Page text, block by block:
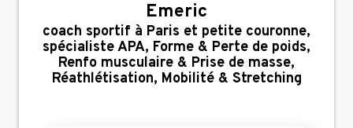
Emeric
,
coach sportif à Paris et petite couronne,
spécialiste APA, Forme & Perte de poids,
Renfo musculaire & Prise de masse,
Réathlétisation, Mobilité & Stretching